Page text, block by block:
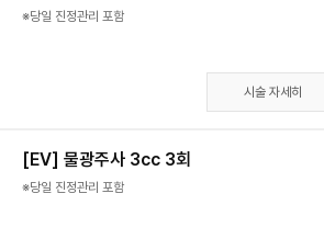
※당일 진정관리 포함
시술 자세히
[EV] 물광주사 3cc 3회
※당일 진정관리 포함